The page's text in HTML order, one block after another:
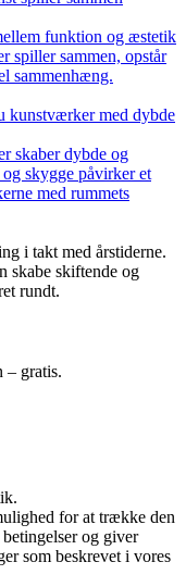
funktion og æstetik
spiller sammen, opstår
sammenhæng.
kunstværker med dybde
skaber dybde og
skygge påvirker et
med rummets
i takt med årstiderne.
skabe skiftende og
rundt.
– gratis.
for at trække den
og giver
som beskrevet i vores